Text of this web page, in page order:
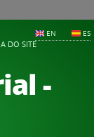
EN ES
DO SITE
-